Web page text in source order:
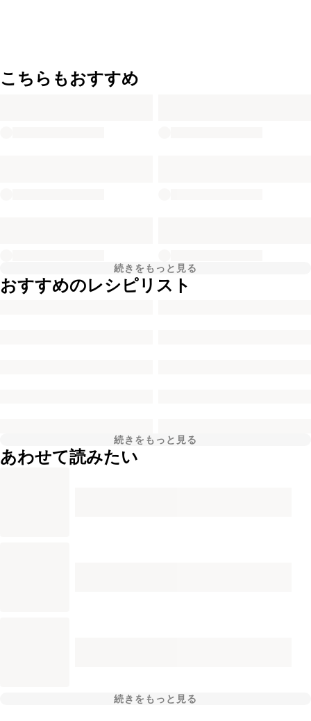
こちらもおすすめ
続きをもっと見る
おすすめのレシピリスト
続きをもっと見る
あわせて読みたい
続きをもっと見る